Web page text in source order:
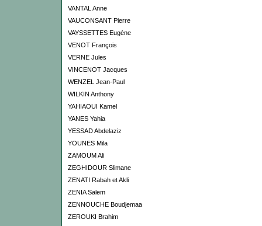
VANTAL Anne
VAUCONSANT Pierre
VAYSSETTES Eugène
VENOT François
VERNE Jules
VINCENOT Jacques
WENZEL Jean-Paul
WILKIN Anthony
YAHIAOUI Kamel
YANES Yahia
YESSAD Abdelaziz
YOUNES Mila
ZAMOUM Ali
ZEGHIDOUR Slimane
ZENATI Rabah et Akli
ZENIA Salem
ZENNOUCHE Boudjemaa
ZEROUKI Brahim